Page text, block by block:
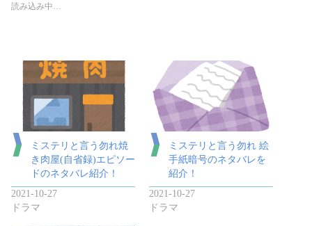
読み込み中…
ミステリと言う勿れ焼
き肉屋(自省録)エピソー
ドのネタバレ紹介！
2021-10-27
ドラマ
ミステリと言う勿れ 絵
手紙暗号のネタバレを
紹介！
2021-10-27
ドラマ